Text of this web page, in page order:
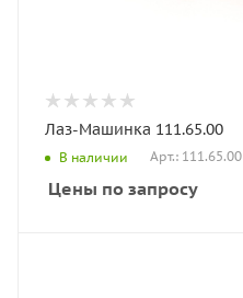
Лаз-Машинка 111.65.00
В наличии Арт.: 111.65.00
Цены по запросу